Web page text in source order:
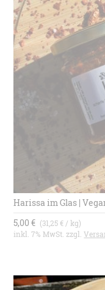
Harissa im Glas |
5,00 € (31,25 € / kg)
inkl. 7% MwSt. zzgl.